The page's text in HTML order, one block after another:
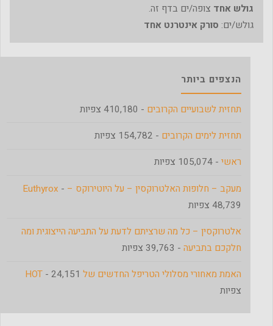
גולש אחד צופה/ים בדף זה.
גולש/ים: סורק אינטרנט אחד
הנצפים ביותר
תחזית לשבועיים הקרובים - 410,180 צפיות
תחזית לימים הקרובים - 154,782 צפיות
ראשי - 105,074 צפיות
מעקב – חלופות האלטרוקסין – על היוטירוקס – Euthyrox -
48,739 צפיות
אלטרוקסין – כל מה שרציתם לדעת על התביעה הייצוגית ומה
חלקכם בתביעה - 39,763 צפיות
האמת מאחורי מסלולי הטריפל החדשים של HOT - 24,151
צפיות